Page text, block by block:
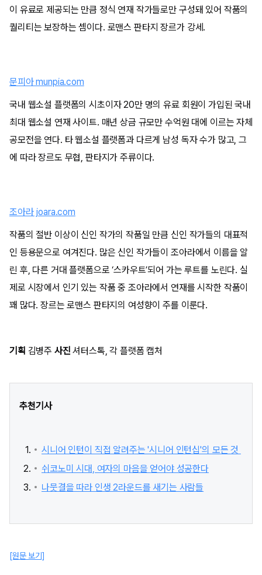
이 유료로 제공되는 만큼 정식 연재 작가들로만 구성돼 있어 작품의
퀄리티는 보장하는 셈이다. 로맨스 판타지 장르가 강세.
문피아 munpia.com
국내 웹소설 플랫폼의 시초이자 20만 명의 유료 회원이 가입된 국내
최대 웹소설 연재 사이트. 매년 상금 규모만 수억원 대에 이르는 자체
공모전을 연다. 타 웹소설 플랫폼과 다르게 남성 독자 수가 많고, 그
에 따라 장르도 무협, 판타지가 주류이다.
조아라 joara.com
작품의 절반 이상이 신인 작가의 작품일 만큼 신인 작가들의 대표적
인 등용문으로 여겨진다. 많은 신인 작가들이 조아라에서 이름을 알
린 후, 다른 거대 플랫폼으로 ‘스카우트’되어 가는 루트를 노린다. 실
제로 시장에서 인기 있는 작품 중 조아라에서 연재를 시작한 작품이
꽤 많다. 장르는 로맨스 판타지의 여성향이 주를 이룬다.
기획 김병주 사진 셔터스톡, 각 플랫폼 캡처
추천기사
시니어 인턴이 직접 알려주는 '시니어 인턴십'의 모든 것
쉬코노미 시대, 여자의 마음을 얻어야 성공한다
나뭇결을 따라 인생 2라운드를 새기는 사람들
[원문 보기]